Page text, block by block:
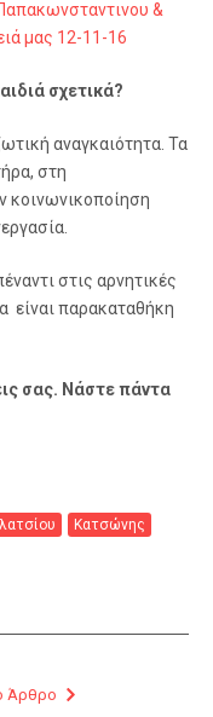
&
μας 12-11-16
σχετικά?
αναγκαιότητα. Τα
στη
κοινωνικοποίηση
στις αρνητικές
είναι παρακαταθήκη
σας. Νάστε πάντα
Κατσώνης
Άρθρο